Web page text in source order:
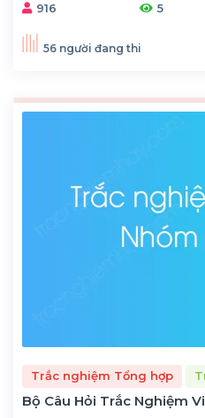
916 5
56 người đang thi
Trắc nghiệm Tổng hợp
Bộ Câu Hỏi Trắc Nghiệm